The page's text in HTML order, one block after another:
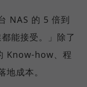
NAS 的 5 倍到
能接受。」除了
Know-how、程
成本。